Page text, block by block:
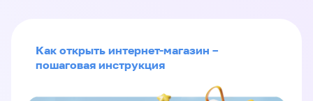
Как открыть интернет-магазин –
пошаговая инструкция